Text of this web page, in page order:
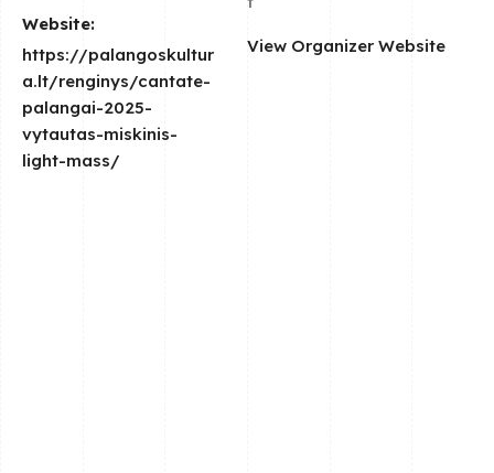
Website:
https://palangoskultur
a.lt/renginys/cantate-
palangai-2025-
vytautas-miskinis-
light-mass/
View Organizer Website